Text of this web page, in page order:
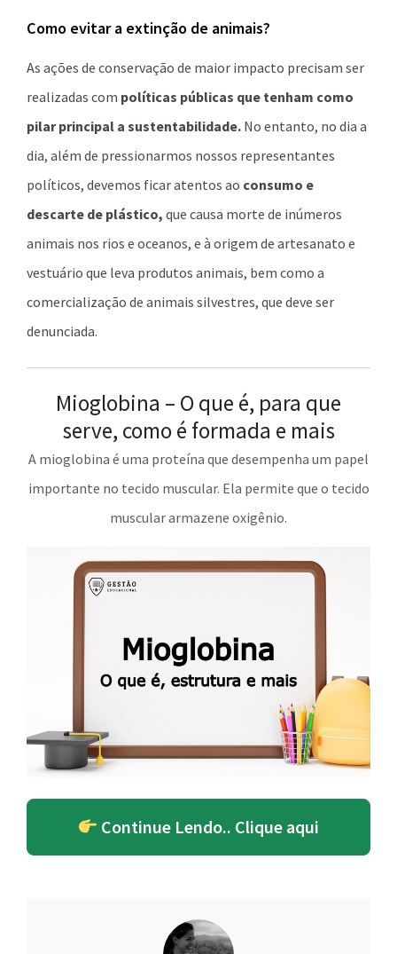
Como evitar a extinção de animais?
As ações de conservação de maior impacto precisam ser
realizadas com políticas públicas que tenham como
pilar principal a sustentabilidade. No entanto, no dia a
dia, além de pressionarmos nossos representantes
políticos, devemos ficar atentos ao consumo e
descarte de plástico, que causa morte de inúmeros
animais nos rios e oceanos, e à origem de artesanato e
vestuário que leva produtos animais, bem como a
comercialização de animais silvestres, que deve ser
denunciada.
Mioglobina – O que é, para que
serve, como é formada e mais
A mioglobina é uma proteína que desempenha um papel
importante no tecido muscular. Ela permite que o tecido
muscular armazene oxigênio.
Continue Lendo.. Clique aqui